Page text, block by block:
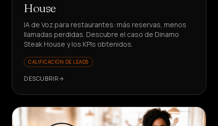
House
IA de Voz para restaurantes: más reservas, menos
llamadas perdidas. Descubre el caso de Dinamo
Steak House y los KPIs obtenidos.
CALIFICACIÓN DE LEADS
DESCUBRIR